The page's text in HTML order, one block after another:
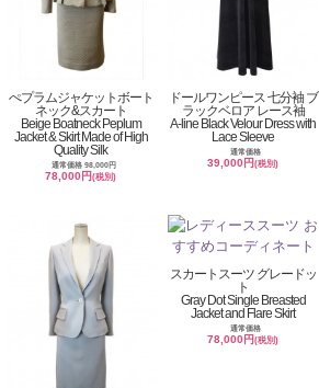
ぺプラムジャケットボート
ネック&スカート
Beige Boatneck Peplum
Jacket & Skirt Made of High
Quality Silk
通常価格 98,000円
78,000円(税別)
ドールワンピース 七分袖 ブ
ラックベロア レース袖
A-line Black Velour Dress with
Lace Sleeve
通常価格
39,000円(税別)
スカートスーツ グレードッ
ト
Gray Dot Single Breasted
Jacket and Flare Skirt
通常価格
78,000円(税別)